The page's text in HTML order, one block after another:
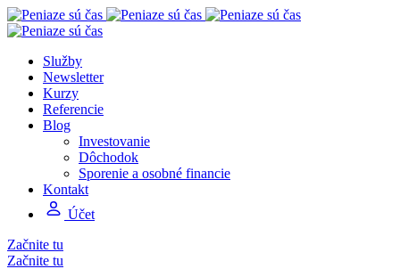
Služby
Newsletter
Kurzy
Referencie
Blog
Investovanie
Dôchodok
Sporenie a osobné financie
Kontakt
Účet
Začnite tu
Začnite tu